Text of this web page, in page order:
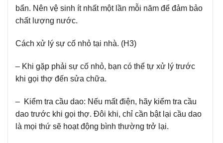
bẩn. Nên vệ sinh ít nhất một lần mỗi năm để đảm bảo
chất lượng nước.
Cách xử lý sự cố nhỏ tại nhà. (H3)
– Khi gặp phải sự cố nhỏ, bạn có thể tự xử lý trước
khi gọi thợ đến sửa chữa.
– Kiểm tra cầu dao: Nếu mất điện, hãy kiểm tra cầu
dao trước khi gọi thợ. Đôi khi, chỉ cần bật lại cầu dao
là mọi thứ sẽ hoạt động bình thường trở lại.